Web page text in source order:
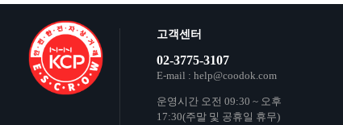
고객센터
02-3775-3107
E-mail : help@coodok.com
운영시간 오전 09:30 ~ 오후
17:30(주말 및 공휴일 휴무)